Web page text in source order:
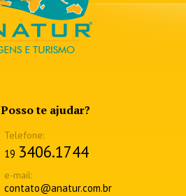
Posso te ajudar?
19 3406.1744
contato@anatur.com.br